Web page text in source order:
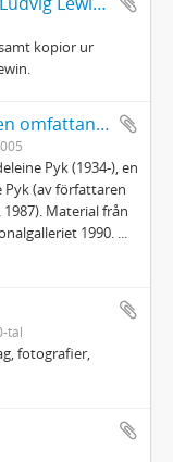
kopior ur
Gabriella Danvers papper : bl.a. en omfattande samling brev från Madeleine Pyk
Pyk (1934-), en
(av författaren
Material från
1990.
tal
fotografier,